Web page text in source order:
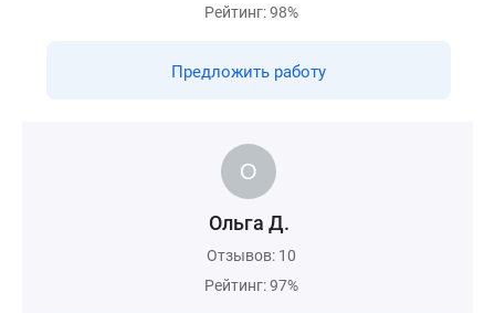
Рейтинг: 98%
Предложить работу
Ольга Д.
Отзывов: 10
Рейтинг: 97%